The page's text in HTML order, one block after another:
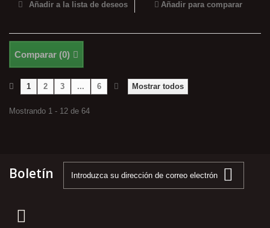
Añadir a la lista de deseos Añadir para comparar
Comparar (0)
Mostrar todos
1 2 3 ... 6
Mostrando 1 - 12 de 64
Boletín